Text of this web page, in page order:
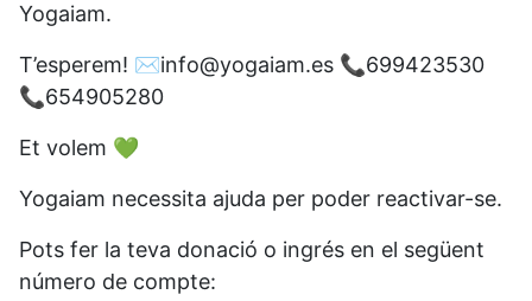
Yogaiam.
T’esperem! ✉️info@yogaiam.es 📞699423530
📞654905280
Et volem 💚
Yogaiam necessita ajuda per poder reactivar-se.
Pots fer la teva donació o ingrés en el següent
número de compte: